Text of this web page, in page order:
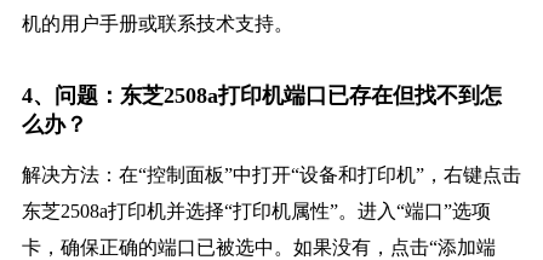
机的用户手册或联系技术支持。
4、问题：东芝2508a打印机端口已存在但找不到怎
么办？
解决方法：在“控制面板”中打开“设备和打印机”，右键点击
东芝2508a打印机并选择“打印机属性”。进入“端口”选项
卡，确保正确的端口已被选中。如果没有，点击“添加端